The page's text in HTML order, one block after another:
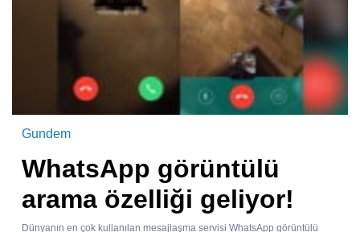
Gundem
WhatsApp görüntülü
arama özelliği geliyor!
Dünyanın en çok kullanılan mesajlaşma servisi WhatsApp görüntülü